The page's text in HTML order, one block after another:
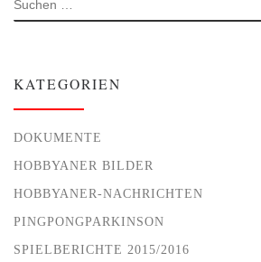
KATEGORIEN
DOKUMENTE
HOBBYANER BILDER
HOBBYANER-NACHRICHTEN
PINGPONGPARKINSON
SPIELBERICHTE 2015/2016